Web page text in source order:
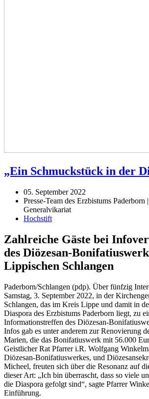
„Ein Schmuckstück in der
05. September 2022
Presse-Team des Erzbistums
Generalvikariat
Hochstift
Zahlreiche Gäste bei
des Diözesan-
Lippischen Schlangen
Paderborn/Schlangen (pdp). Über fünfzig
Samstag, 3. September 2022, in der
Schlangen, das im Kreis Lippe und damit in
Diaspora des Erzbistums Paderborn liegt, zu
Informationstreffen des Diözesan-
Infos gab es unter anderem zur Renovierung
Marien, die das Bonifatiuswerk mit 56.000
Geistlicher Rat Pfarrer i.R. Wolfgang
Diözesan-Bonifatiuswerkes, und
Micheel, freuten sich über die Resonanz auf
dieser Art: „Ich bin überrascht, dass so viele
die Diaspora gefolgt sind“, sagte Pfarrer
Einführung.